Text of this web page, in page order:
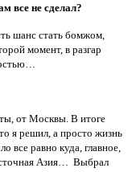
все не сделал?
шанс стать бомжом,
момент, в разгар
от Москвы. В итоге
я решил, а просто жизнь
все равно куда, главное,
Азия…
Выбрал